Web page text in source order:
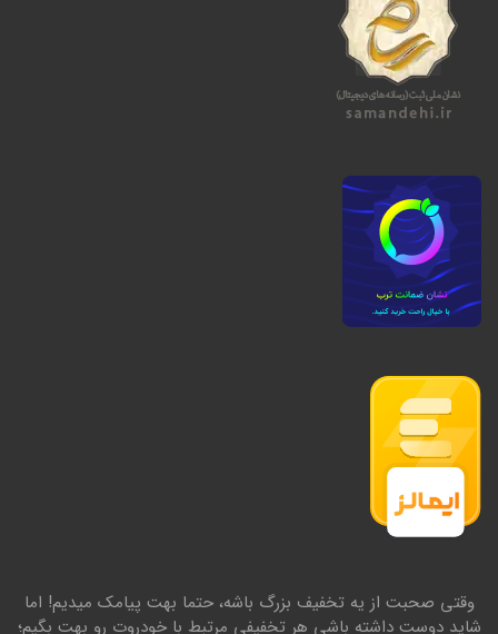
وقتی صحبت از یه تخفیف بزرگ باشه، حتما بهت پیامک میدیم! اما
شاید دوست داشته باشی هر تخفیفی مرتبط با خودروت رو بهت بگیم؛